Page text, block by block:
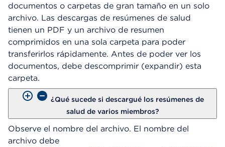
documentos o carpetas de gran tamaño en un solo
archivo. Las descargas de resúmenes de salud
tienen un PDF y un archivo de resumen
comprimidos en una sola carpeta para poder
transferirlos rápidamente. Antes de poder ver los
documentos, debe descomprimir (expandir) esta
carpeta.
¿Qué sucede si descargué los resúmenes de
salud de varios miembros?
Observe el nombre del archivo. El nombre del
archivo debe